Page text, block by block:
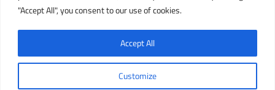
"Accept All", you consent to our use of cookies.
Customize
Accept All
- Tel. +39 0541 382571 – Fax +39 0541 381636 E-mail:
Idea e progetto di Designers Italia